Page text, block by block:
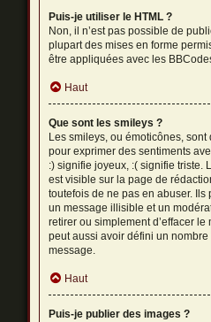
Puis-je utiliser le HTML ?
Non, il n’est pas possible de
plupart des mises en forme
être appliquées avec les
Haut
Que sont les smileys ?
Les smileys, ou émoticônes,
pour exprimer des sentiments
:) signifie joyeux, :( signifie triste.
est visible sur la page de
toutefois de ne pas en abuser.
un message illisible et un
retirer ou simplement d’effacer le
peut aussi avoir défini un
message.
Haut
Puis-je publier des images ?